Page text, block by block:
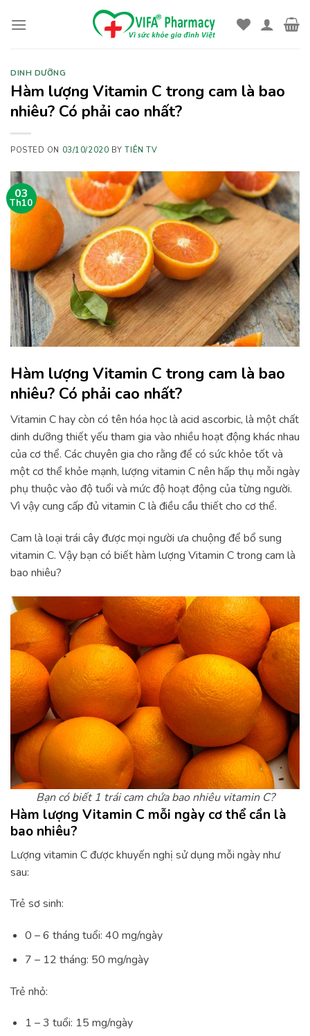
DINH DƯỠNG
Hàm lượng Vitamin C trong cam là bao
nhiêu? Có phải cao nhất?
POSTED ON 03/10/2020 BYTIÊN TV
03
Th10
Hàm lượng Vitamin C trong cam là bao
nhiêu? Có phải cao nhất?
Vitamin C hay còn có tên hóa học là acid ascorbic, là một chất
dinh dưỡng thiết yếu tham gia vào nhiều hoạt động khác nhau
của cơ thể. Các chuyên gia cho rằng để có sức khỏe tốt và
một cơ thể khỏe mạnh, lượng vitamin C nên hấp thụ mỗi ngày
phụ thuộc vào độ tuổi và mức độ hoạt động của từng người.
Vì vậy cung cấp đủ vitamin C là điều cầu thiết cho cơ thể.
Cam là loại trái cây được mọi người ưa chuộng để bổ sung
vitamin C. Vậy bạn có biết hàm lượng Vitamin C trong cam là
bao nhiêu?
Bạn có biết 1 trái cam chứa bao nhiêu vitamin C?
Hàm lượng Vitamin C mỗi ngày cơ thể cần là
bao nhiêu?
Lượng vitamin C được khuyến nghị sử dụng mỗi ngày như
sau:
Trẻ sơ sinh:
0 – 6 tháng tuổi: 40 mg/ngày
7 – 12 tháng: 50 mg/ngày
Trẻ nhỏ:
1 – 3 tuổi: 15 mg/ngày